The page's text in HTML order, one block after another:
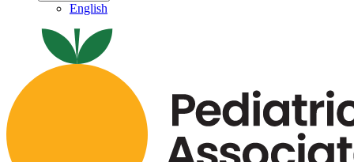
English